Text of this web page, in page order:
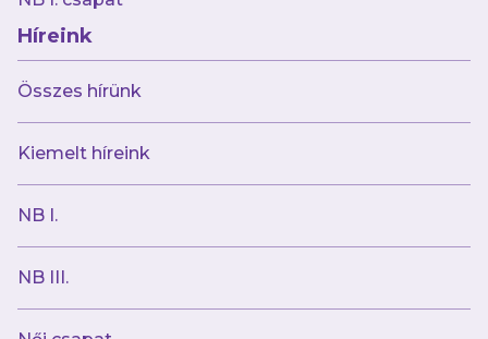
Híreink
Összes hírünk
Kiemelt híreink
NB I.
NB III.
szezont női csapatunk
2026.08.06